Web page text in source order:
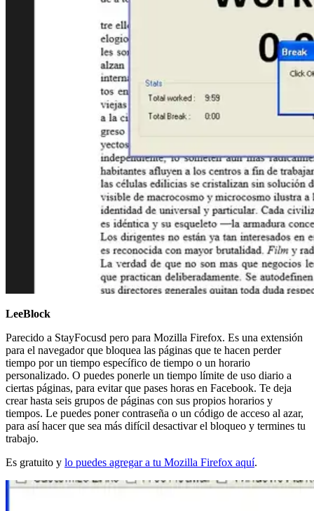
LeeBlock
Parecido a StayFocusd pero para Mozilla Firefox. Es una extensión
para el navegador que bloquea las páginas que te hacen perder
tiempo por un tiempo específico de tiempo o un horario
personalizado. O puedes ponerle un tiempo límite de uso diario a
ciertas páginas, para evitar que pases horas en Facebook. Te deja
crear hasta seis grupos de páginas con sus propios horarios y
tiempos. Le puedes poner contraseña o un código de acceso al azar,
para así hacer que sea más difícil desactivar el bloqueo y termines tu
trabajo.
Es gratuito y lo puedes agregar a tu Mozilla Firefox aquí.